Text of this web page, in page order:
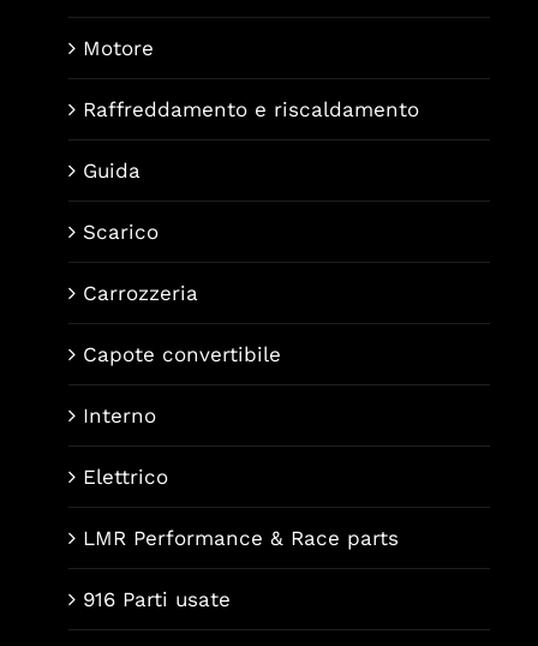
Motore
Raffreddamento e riscaldamento
Guida
Scarico
Carrozzeria
Capote convertibile
Interno
Elettrico
LMR Performance & Race parts
916 Parti usate